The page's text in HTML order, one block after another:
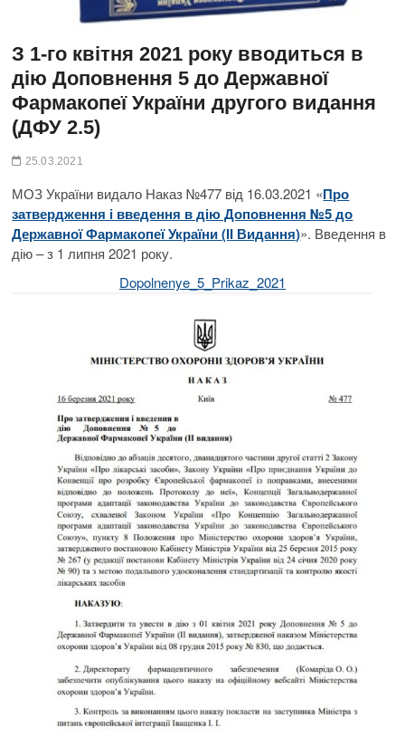
З 1-го квітня 2021 року вводиться в
дію Доповнення 5 до Державної
Фармакопеї України другого видання
(ДФУ 2.5)
25.03.2021
МОЗ України видало Наказ №477 від 16.03.2021 «Про
затвердження і введення в дію Доповнення №5 до
Державної Фармакопеї України (ІІ Видання)». Введення в
дію – з 1 липня 2021 року.
Dopolnenye_5_Prikaz_2021